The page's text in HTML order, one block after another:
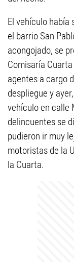
El vehículo había
el barrio San
acongojado, se
Comisaría
agentes a cargo
despliegue y
vehículo en calle
delincuentes se
pudieron ir muy
motoristas de la
la Cuarta.